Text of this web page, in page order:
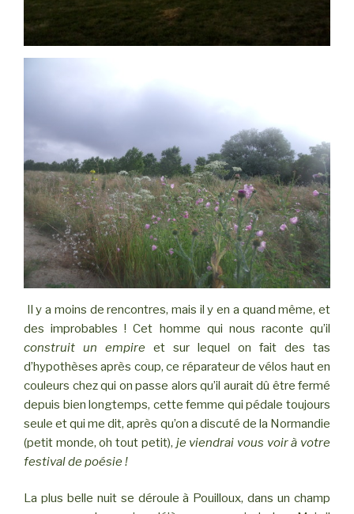
Il y a moins de rencontres, mais il y en a quand même, et
des improbables ! Cet homme qui nous raconte qu’il
construit un empire et sur lequel on fait des tas
d’hypothèses après coup, ce réparateur de vélos haut en
couleurs chez qui on passe alors qu’il aurait dû être fermé
depuis bien longtemps, cette femme qui pédale toujours
seule et qui me dit, après qu’on a discuté de la Normandie
(petit monde, oh tout petit), je viendrai vous voir à votre
festival de poésie !
La plus belle nuit se déroule à Pouilloux, dans un champ